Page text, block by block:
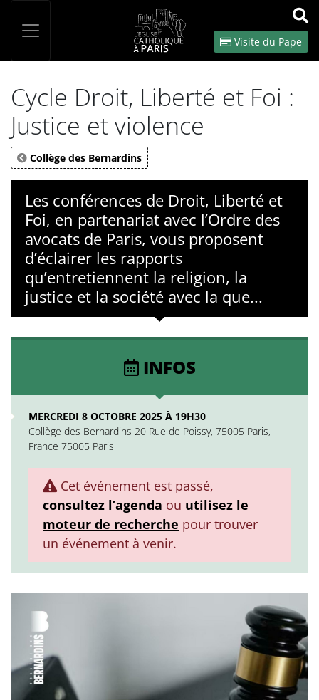
OK
Visite du Pape
Cycle Droit, Liberté et Foi :
Justice et violence
Collège des Bernardins
Les conférences de Droit, Liberté et
Foi, en partenariat avec l’Ordre des
avocats de Paris, vous proposent
d’éclairer les rapports
qu’entretiennent la religion, la
justice et la société avec la que...
INFOS
MERCREDI 8 OCTOBRE 2025 À 19H30
Collège des Bernardins 20 Rue de Poissy, 75005 Paris,
France 75005 Paris
Cet événement est passé,
consultez l’agenda ou utilisez le
moteur de recherche pour trouver
un événement à venir.
Panneau de gestion des cookies